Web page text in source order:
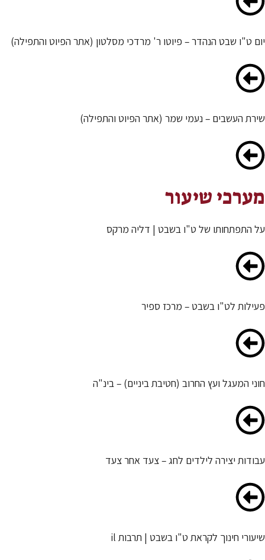
יום ט"ו שבט הנהדר – פיוטו ר' מרדכי מסלטון (אתר הפיוט והתפילה)
שירת העשבים – נעמי שמר (אתר הפיוט והתפילה)
מערכי שיעור
על התפתחותו של ט"ו בשבט | דליה מרקס
פעילות לט"ו בשבט – מרכז ספיר
חוני המעגל ועץ החרוב (חטיבת ביניים) – בינ"ה
עבודות יצירה לילדים לחג – צעד אחר צעד
שיעורי חינוך לקראת ט"ו בשבט | תרבות il